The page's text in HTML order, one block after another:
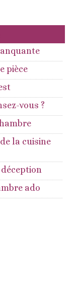
pièce
vous ?
la cuisine
ado